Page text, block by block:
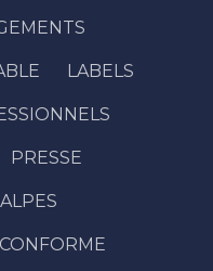
LABELS
PRESSE